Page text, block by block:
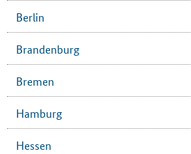
Berlin
Brandenburg
Bremen
Hamburg
Hessen